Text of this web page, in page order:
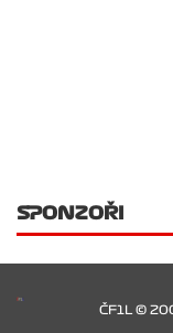
SPONZOŘI
ČF1L ©